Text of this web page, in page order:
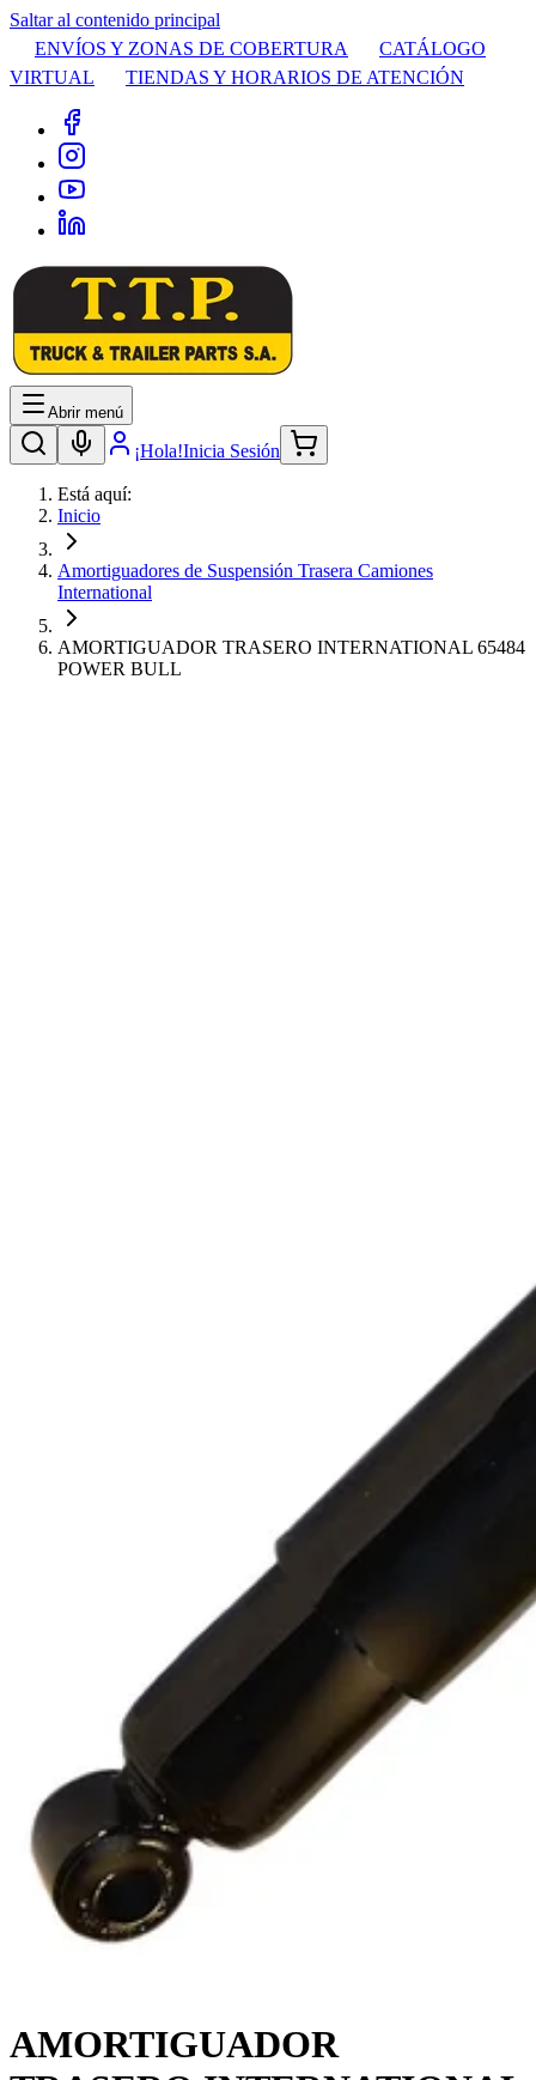
Saltar al contenido principal
ENVÍOS Y ZONAS DE COBERTURA
CATÁLOGO
VIRTUAL
TIENDAS Y HORARIOS DE ATENCIÓN
Abrir menú
¡Hola!Inicia Sesión
Está aquí:
Inicio
Amortiguadores de Suspensión Trasera Camiones
International
AMORTIGUADOR TRASERO INTERNATIONAL 65484
POWER BULL
AMORTIGUADOR